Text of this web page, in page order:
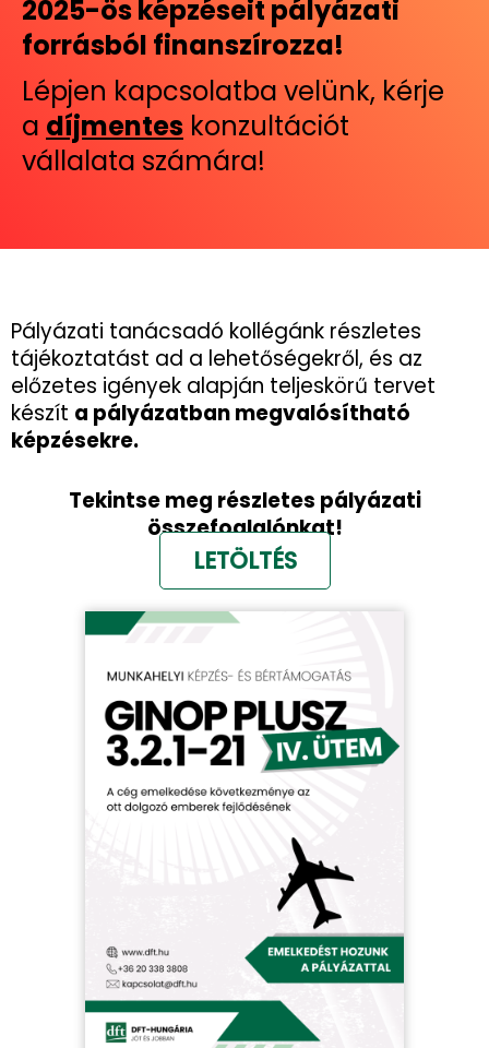
2025-ös képzéseit pályázati
forrásból finanszírozza!
Lépjen kapcsolatba velünk, kérje
a díjmentes konzultációt
vállalata számára!
Pályázati tanácsadó kollégánk részletes
tájékoztatást ad a lehetőségekről, és az
előzetes igények alapján teljeskörű tervet
készít a pályázatban megvalósítható
képzésekre.
Tekintse meg részletes pályázati
összefoglalónkat!
LETÖLTÉS